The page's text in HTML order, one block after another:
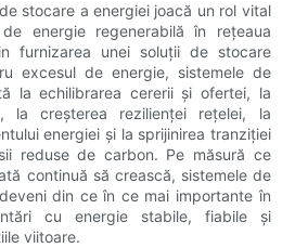
stocare a energiei joacă un rol vital
energie regenerabilă în rețeaua
furnizarea unei soluții de stocare
excesul de energie, sistemele de
la echilibrarea cererii și ofertei, la
la creșterea rezilienței rețelei, la
energiei și la sprijinirea tranziției
reduse de carbon. Pe măsură ce
continuă să crească, sistemele de
din ce în ce mai importante în
cu energie stabile, fiabile și
viitoare.